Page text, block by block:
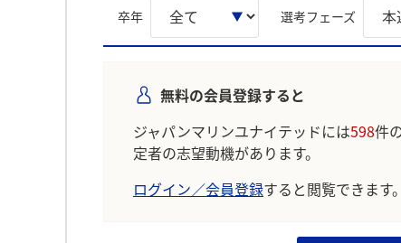
卒年 選考フェーズ
無料の会員登録すると
ジャパンマリンユナイテッドには598件
定者の志望動機があります。
ログイン／会員登録すると閲覧できます。